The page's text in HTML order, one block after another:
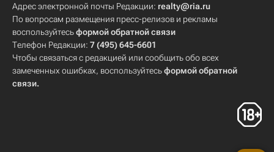
Адрес электронной почты Редакции: realty@ria.ru
По вопросам размещения пресс-релизов и рекламы
воспользуйтесьформой обратной связи
Телефон Редакции: 7 (495) 645-6601
Чтобы связаться с редакцией или сообщить обо всех
замеченных ошибках, воспользуйтесьформой обратной
связи.